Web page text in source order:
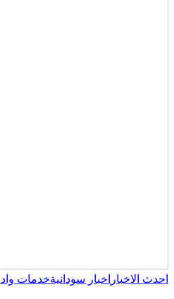
احدث الاخبار اخبار سودانيةخدمات